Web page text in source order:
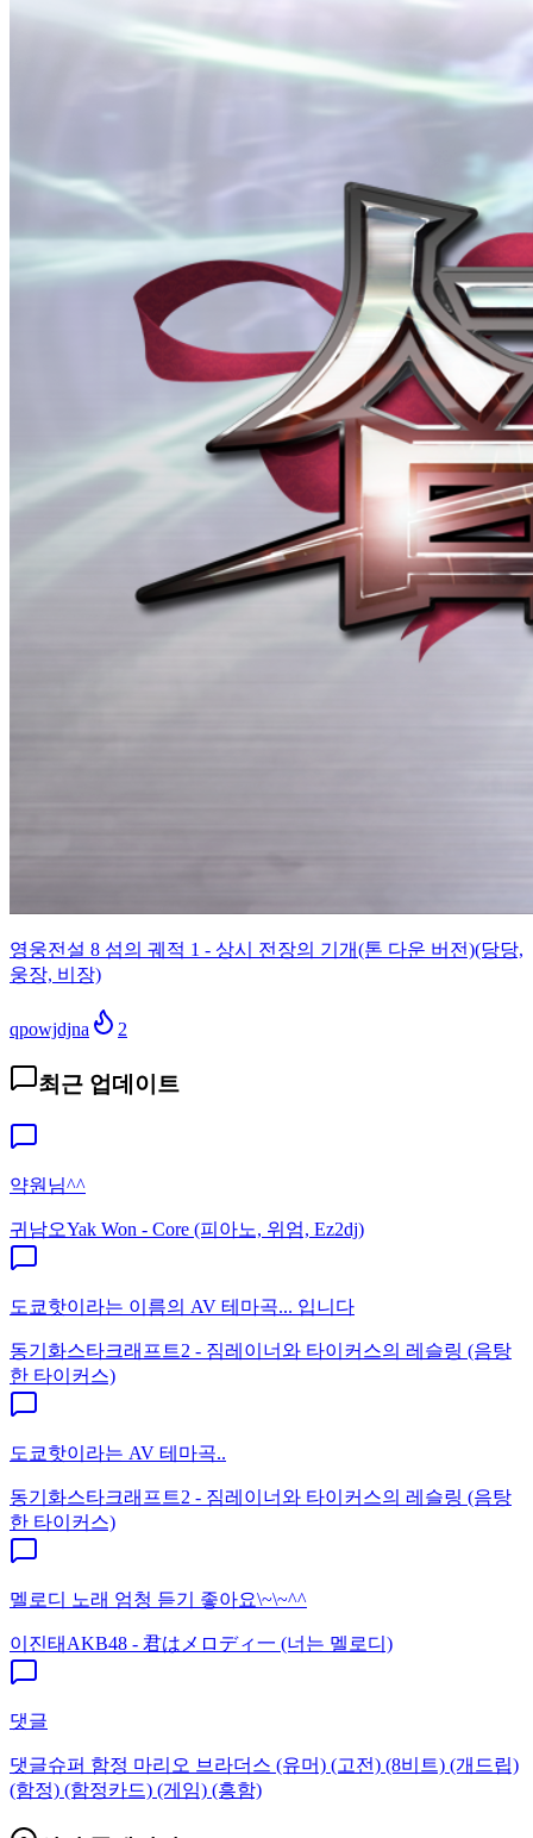
영웅전설 8 섬의 궤적 1 - 상시 전장의 기개(톤 다운 버전)(당당,
웅장, 비장)
qpowjdjna 2
최근 업데이트
약원님^^
귀남오Yak Won - Core (피아노, 위엄, Ez2dj)
도쿄핫이라는 이름의 AV 테마곡... 입니다
동기화스타크래프트2 - 짐레이너와 타이커스의 레슬링 (음탕
한 타이커스)
도쿄핫이라는 AV 테마곡..
동기화스타크래프트2 - 짐레이너와 타이커스의 레슬링 (음탕
한 타이커스)
멜로디 노래 엄청 듣기 좋아요\~\~^^
이진태 AKB48 - 君はメロディ一 (너는 멜로디)
댓글
댓글슈퍼 함정 마리오 브라더스 (유머) (고전) (8비트) (개드립)
(함정) (함정카드) (게임) (흥함)